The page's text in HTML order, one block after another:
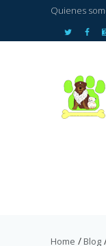
Quienes
Home Blog